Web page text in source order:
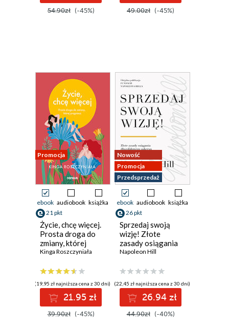
54.90zł (-45%) 49.00zł (-45%)
Promocja
ebook audiobook książka
21 pkt
Życie, chcę więcej.
Prosta droga do
zmiany, której
pragniesz
Kinga Roszczyniała
(19,95 zł najniższa cena z 30 dni)
21.95 zł
39.90zł (-45%)
Nowość
Promocja
Przedsprzedaż
ebook audiobook książka
26 pkt
Sprzedaj swoją
wizję! Złote
zasady osiągania
długofalowego
gwarantowanej
satysfakcji
Napoleon Hill
(22,45 zł najniższa cena z 30 dni)
26.94 zł
44.90zł (-40%)